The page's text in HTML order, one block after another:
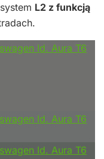
L2 z funkcją